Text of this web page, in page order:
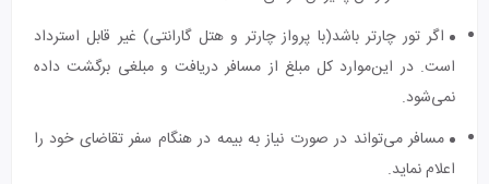
اگر تور چارتر باشد(با پرواز چارتر و هتل گارانتی) غیر قابل استرداد
است. در این‌موارد کل مبلغ از مسافر دریافت و مبلغی برگشت داده
نمی‌شود.
مسافر می‌تواند در صورت نیاز به بیمه در هنگام سفر تقاضای خود را
اعلام نماید.